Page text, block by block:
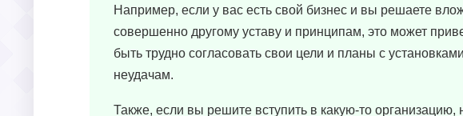
Например, если у вас есть свой бизнес и вы решаете
совершенно другому уставу и принципам, это может
быть трудно согласовать свои цели и планы с
неудачам.
Также, если вы решите вступить в какую-то